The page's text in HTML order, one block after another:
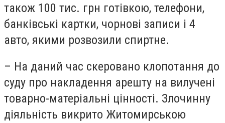
також 100 тис. грн готівкою, телефони,
банківські картки, чорнові записи і 4
авто, якими розвозили спиртне.
– На даний час скеровано клопотання до
суду про накладення арешту на вилучені
товарно-матеріальні цінності. Злочинну
діяльність викрито Житомирською